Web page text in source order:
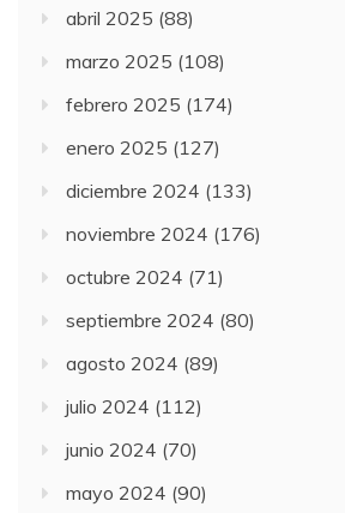
abril 2025 (88)
marzo 2025 (108)
febrero 2025 (174)
enero 2025 (127)
diciembre 2024 (133)
noviembre 2024 (176)
octubre 2024 (71)
septiembre 2024 (80)
agosto 2024 (89)
julio 2024 (112)
junio 2024 (70)
mayo 2024 (90)